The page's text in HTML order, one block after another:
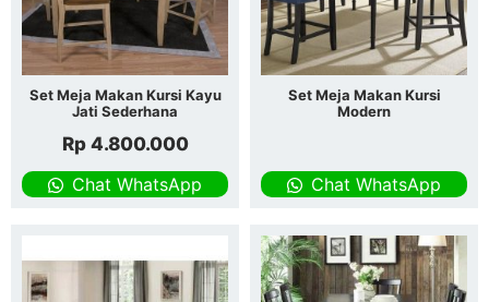
Set Meja Makan Kursi Kayu
Jati Sederhana
Rp4.800.000
Chat WhatsApp
Set Meja Makan Kursi
Modern
Chat WhatsApp